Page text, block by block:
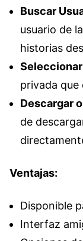
Buscar
usuario de
historias
privada que
Descargar
de
Ventajas:
Disponible
Interfaz